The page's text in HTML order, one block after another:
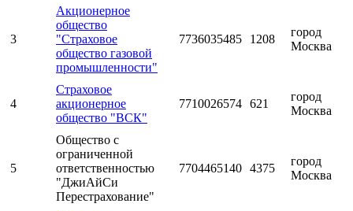
3
Акционерное
общество
"Страховое
общество газовой
промышленности"
7736035485 1208
город
Москва
4
Страховое
акционерное
общество "ВСК"
7710026574 621
город
Москва
5
Общество с
ограниченной
ответственностью
"ДжиАйСи
Перестрахование"
7704465140 4375
город
Москва